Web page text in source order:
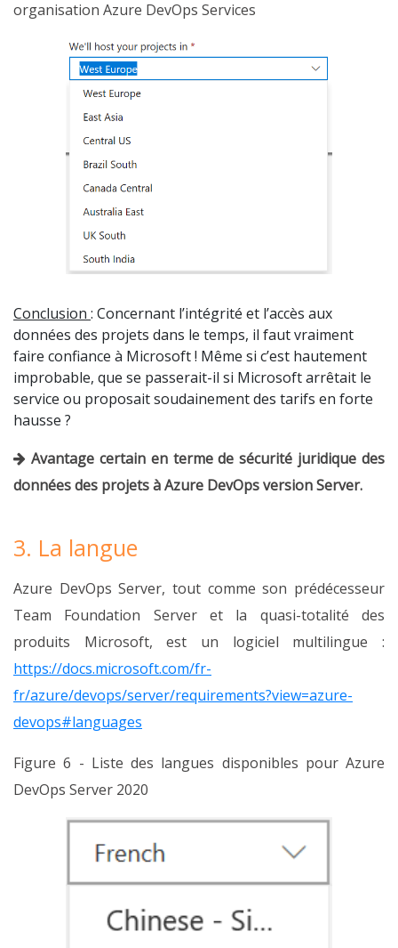
organisation Azure DevOps Services
Conclusion : Concernant l’intégrité et l’accès aux
données des projets dans le temps, il faut vraiment
faire confiance à Microsoft ! Même si c’est hautement
improbable, que se passerait-il si Microsoft arrêtait le
service ou proposait soudainement des tarifs en forte
hausse ?
Avantage certain en terme de sécurité juridique des
données des projets à Azure DevOps version Server.
3. La langue
Azure DevOps Server, tout comme son prédécesseur
Team Foundation Server et la quasi-totalité des
produits Microsoft, est un logiciel multilingue :
https://docs.microsoft.com/fr-
fr/azure/devops/server/requirements?view=azure-
devops#languages
Figure 6 - Liste des langues disponibles pour Azure
DevOps Server 2020